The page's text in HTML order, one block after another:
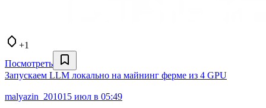
+1
Посмотреть
Запускаем LLM локально на майнинг ферме из 4 GPU
malyazin_201015 июл в 05:49